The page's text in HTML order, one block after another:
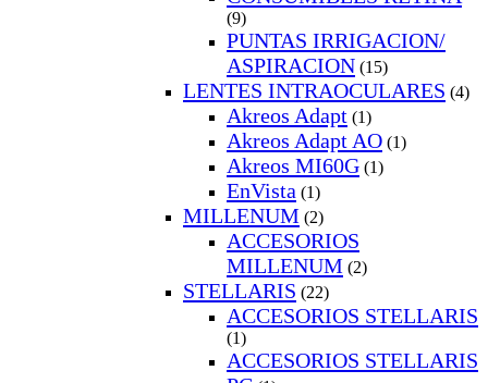
(9)
PUNTAS IRRIGACION/
ASPIRACION (15)
LENTES INTRAOCULARES (4)
Akreos Adapt (1)
Akreos Adapt AO (1)
Akreos MI60G (1)
EnVista (1)
MILLENUM (2)
ACCESORIOS
MILLENUM (2)
STELLARIS (22)
ACCESORIOS STELLARIS
(1)
ACCESORIOS STELLARIS